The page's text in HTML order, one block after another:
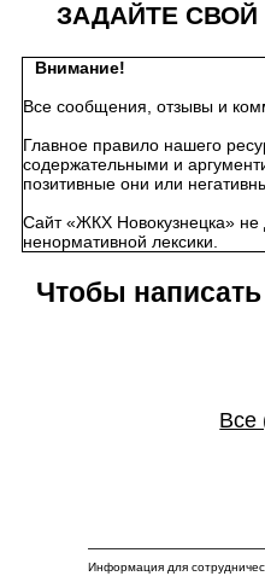
ЗАДАЙТЕ
Внимание!
Все сообщения, отзывы и
Главное правило нашего
содержательными и
позитивные они или
Сайт «ЖКХ Новокузнецка» не
ненормативной лексики.
Чтобы
Все
Информация для